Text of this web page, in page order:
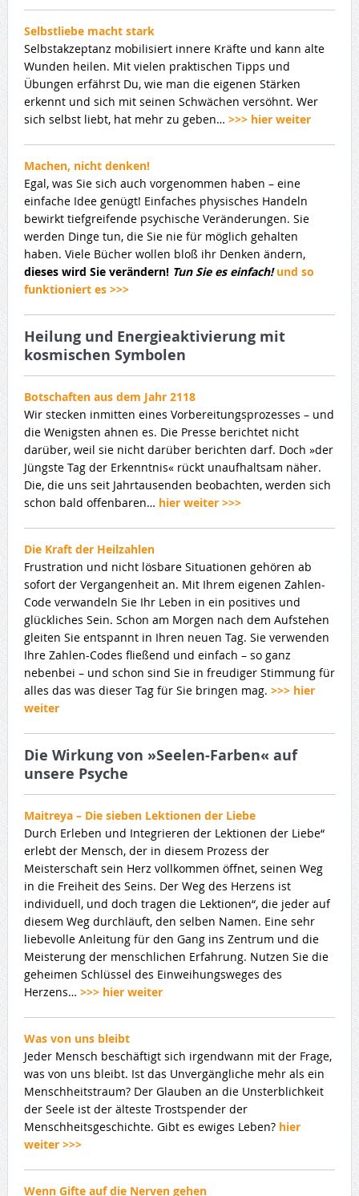
Selbstliebe macht stark
Selbstakzeptanz mobilisiert innere Kräfte und kann alte
Wunden heilen. Mit vielen praktischen Tipps und
Übungen erfährst Du, wie man die eigenen Stärken
erkennt und sich mit seinen Schwächen versöhnt. Wer
sich selbst liebt, hat mehr zu geben… >>> hier weiter
Machen, nicht denken!
Egal, was Sie sich auch vorgenommen haben – eine
einfache Idee genügt! Einfaches physisches Handeln
bewirkt tiefgreifende psychische Veränderungen. Sie
werden Dinge tun, die Sie nie für möglich gehalten
haben. Viele Bücher wollen bloß ihr Denken ändern,
dieses wird Sie verändern! Tun Sie es einfach!und so
funktioniert es >>>
Heilung und Energieaktivierung mit
kosmischen Symbolen
Botschaften aus dem Jahr 2118
Wir stecken inmitten eines Vorbereitungsprozesses – und
die Wenigsten ahnen es. Die Presse berichtet nicht
darüber, weil sie nicht darüber berichten darf. Doch »der
Jüngste Tag der Erkenntnis« rückt unaufhaltsam näher.
Die, die uns seit Jahrtausenden beobachten, werden sich
schon bald offenbaren… hier weiter >>>
Die Kraft der Heilzahlen
Frustration und nicht lösbare Situationen gehören ab
sofort der Vergangenheit an. Mit Ihrem eigenen Zahlen-
Code verwandeln Sie Ihr Leben in ein positives und
glückliches Sein. Schon am Morgen nach dem Aufstehen
gleiten Sie entspannt in Ihren neuen Tag. Sie verwenden
Ihre Zahlen-Codes fließend und einfach – so ganz
nebenbei – und schon sind Sie in freudiger Stimmung für
alles das was dieser Tag für Sie bringen mag. >>> hier
weiter
Die Wirkung von »Seelen-Farben« auf
unsere Psyche
Maitreya – Die sieben Lektionen der Liebe
Durch Erleben und Integrieren der Lektionen der Liebe“
erlebt der Mensch, der in diesem Prozess der
Meisterschaft sein Herz vollkommen öffnet, seinen Weg
in die Freiheit des Seins. Der Weg des Herzens ist
individuell, und doch tragen die Lektionen“, die jeder auf
diesem Weg durchläuft, den selben Namen. Eine sehr
liebevolle Anleitung für den Gang ins Zentrum und die
Meisterung der menschlichen Erfahrung. Nutzen Sie die
geheimen Schlüssel des Einweihungsweges des
Herzens… >>> hier weiter
Was von uns bleibt
Jeder Mensch beschäftigt sich irgendwann mit der Frage,
was von uns bleibt. Ist das Unvergängliche mehr als ein
Menschheitstraum? Der Glauben an die Unsterblichkeit
der Seele ist der älteste Trostspender der
Menschheitsgeschichte. Gibt es ewiges Leben? hier
weiter >>>
Wenn Gifte auf die Nerven gehen